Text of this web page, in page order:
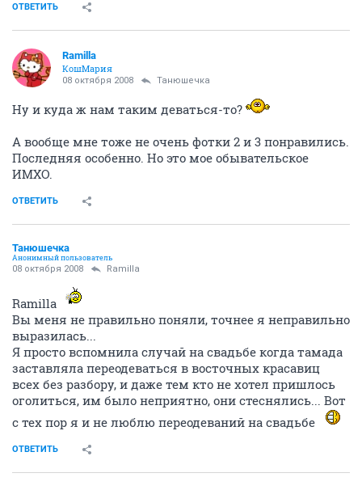
ОТВЕТИТЬ
Ramilla
КошМария
08 октября 2008 Танюшечка
Ну и куда ж нам таким деваться-то?
А вообще мне тоже не очень фотки 2 и 3 понравились.
Последняя особенно. Но это мое обывательское
ИМХО.
ОТВЕТИТЬ
Танюшечка
Анонимный пользователь
08 октября 2008 Ramilla
Ramilla
Вы меня не правильно поняли, точнее я неправильно
выразилась...
Я просто вспомнила случай на свадьбе когда тамада
заставляла переодеваться в восточных красавиц
всех без разбору, и даже тем кто не хотел пришлось
оголиться, им было неприятно, они стеснялись... Вот
с тех пор я и не люблю переодеваний на свадьбе
ОТВЕТИТЬ